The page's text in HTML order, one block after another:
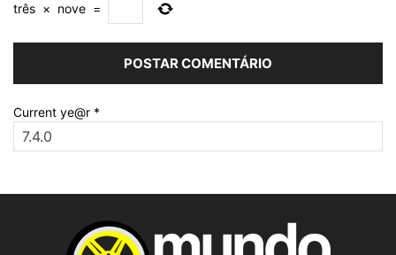
três × nove =
Current ye@r *